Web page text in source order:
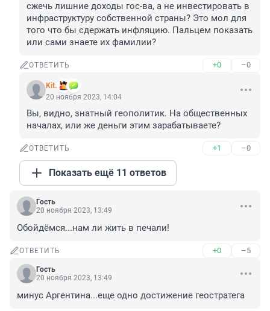
сжечь лишние доходы гос-ва, а не инвестировать в
инфраструктуру собственной страны? Это мол для
того что бы сдержать инфляцию. Пальцем показать
или сами знаете их фамилии?
ОТВЕТИТЬ +0 –0
Kit.
20 ноября 2023, 14:04
Вы, видно, знатный геополитик. На общественных
началах, или же деньги этим зарабатываете?
ОТВЕТИТЬ +1 –0
Показать ещё 11 ответов
Гость
20 ноября 2023, 13:49
Обойдёмся...нам ли жить в печали!
ОТВЕТИТЬ +0 –5
Гость
20 ноября 2023, 13:49
минус Аргентина...еще одно достижение геостратега